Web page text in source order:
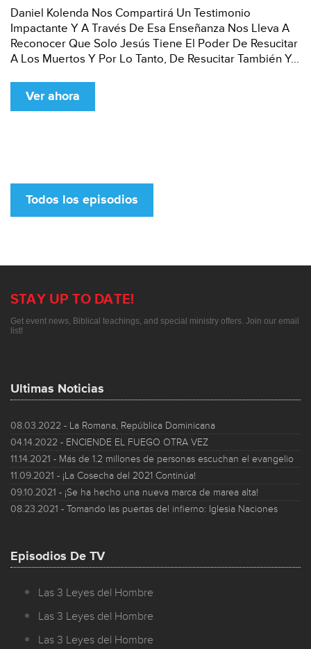
Daniel Kolenda Nos Compartirá Un Testimonio
Impactante Y A Través De Esa Enseñanza Nos Lleva A
Reconocer Que Solo Jesús Tiene El Poder De Resucitar
A Los Muertos Y Por Lo Tanto, De Resucitar También Y...
Ver ahora
Todos los episodios
STAY UP TO DATE!
Get event news, Biblical teachings, and special ministry offers. Join our email
list!
Ultimas Noticias
08.03.2022 - La Romana, República Dominicana
04.14.2022 - ENCIENDE EL FUEGO OTRA VEZ
11.14.2021 - Más de 1.2 millones de personas escuchan el evangelio
11.09.2021 - ¡La Cosecha del 2021 Continúa!
09.10.2021 - ¡Se ha hecho una nueva marca de marea alta!
08.23.2021 - Tomando las puertas del infierno: Iglesia Naciones
Episodios De TV
Las 3 Leyes del Hombre
Las 3 Leyes del Hombre
Las 3 Leyes del Hombre